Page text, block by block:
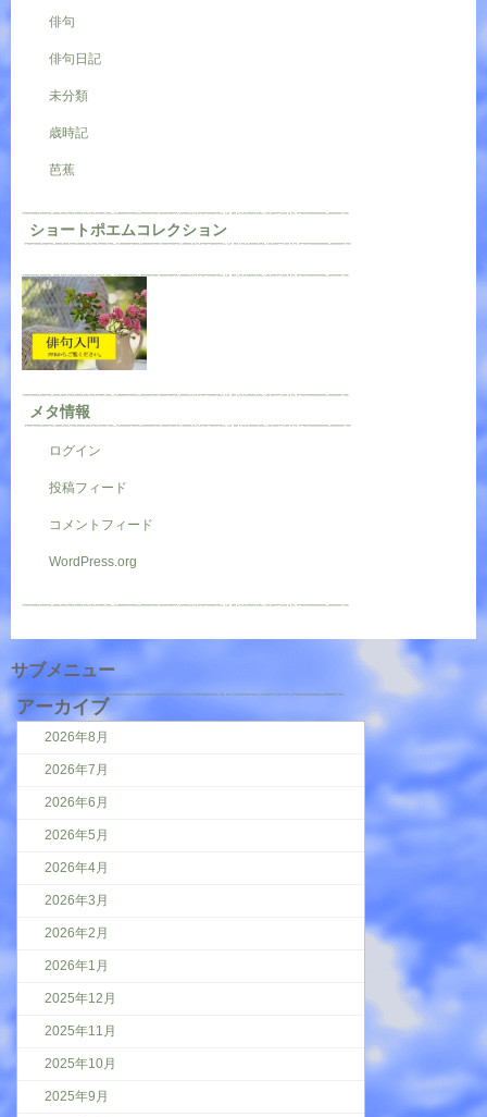
俳句
俳句日記
未分類
歳時記
芭蕉
ショートポエムコレクション
メタ情報
ログイン
投稿フィード
コメントフィード
WordPress.org
サブメニュー
アーカイブ
2026年8月
2026年7月
2026年6月
2026年5月
2026年4月
2026年3月
2026年2月
2026年1月
2025年12月
2025年11月
2025年10月
2025年9月